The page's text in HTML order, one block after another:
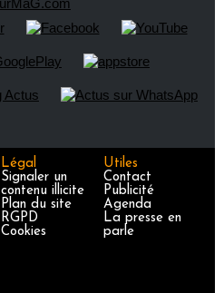
Légal
Signaler un
contenu illicite
Plan du site
RGPD
Cookies
Utiles
Contact
Publicité
Agenda
La presse en
parle